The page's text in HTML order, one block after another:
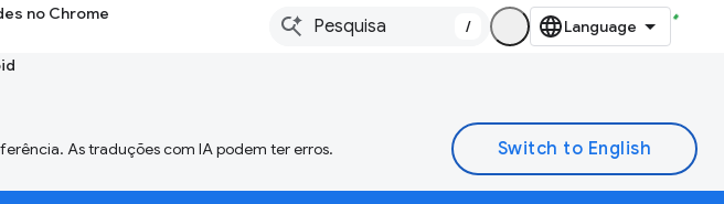
no Chrome
/
As traduções com IA podem ter erros.